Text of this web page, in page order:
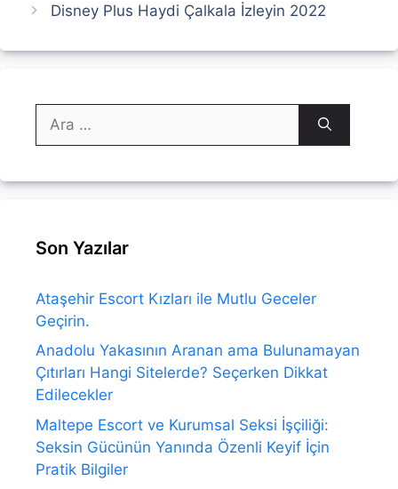
Disney Plus Haydi Çalkala İzleyin 2022
ara
Son Yazılar
Ataşehir Escort Kızları ile Mutlu Geceler
Geçirin.
Anadolu Yakasının Aranan ama Bulunamayan
Çıtırları Hangi Sitelerde? Seçerken Dikkat
Edilecekler
Maltepe Escort ve Kurumsal Seksi İşçiliği:
Seksin Gücünün Yanında Özenli Keyif İçin
Pratik Bilgiler